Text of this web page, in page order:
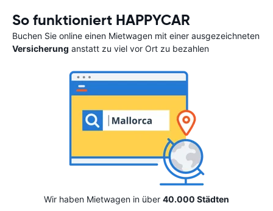
So funktioniert HAPPYCAR
Buchen Sie online einen Mietwagen mit einer ausgezeichneten
Versicherung anstatt zu viel vor Ort zu bezahlen
Wir haben Mietwagen in über 40.000 Städten